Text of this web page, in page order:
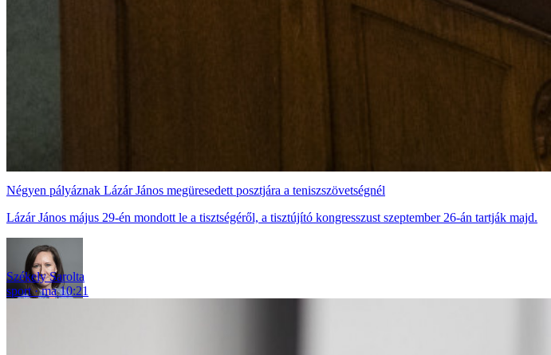
Négyen pályáznak Lázár János megüresedett posztjára a teniszszövetségnél
Lázár János május 29-én mondott le a tisztségéről, a tisztújító kongresszust szeptember 26-án tartják majd.
Székely Sarolta
sport
ma 10:21